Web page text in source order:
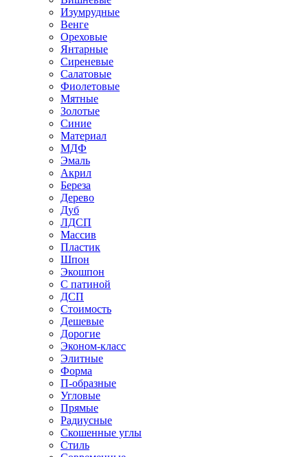
Изумрудные
Венге
Ореховые
Янтарные
Сиреневые
Салатовые
Фиолетовые
Мятные
Золотые
Синие
Материал
МДФ
Эмаль
Акрил
Береза
Дерево
Дуб
ЛДСП
Массив
Пластик
Шпон
Экошпон
С патиной
ДСП
Стоимость
Дешевые
Дорогие
Эконом-класс
Элитные
Форма
П-образные
Угловые
Прямые
Радиусные
Скошенные углы
Стиль